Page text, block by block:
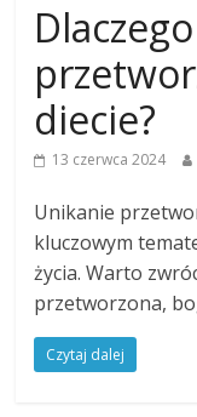
diecie?
13 czerwca 2024
Unikanie
kluczowym
życia. Warto
przetworzona,
Czytaj dalej